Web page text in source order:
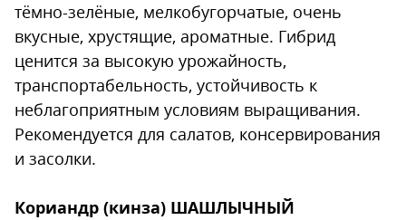
тёмно-зелёные, мелкобугорчатые, очень
вкусные, хрустящие, ароматные. Гибрид
ценится за высокую урожайность,
транспортабельность, устойчивость к
неблагоприятным условиям выращивания.
Рекомендуется для салатов, консервирования
и засолки.
Кориандр (кинза) ШАШЛЫЧНЫЙ